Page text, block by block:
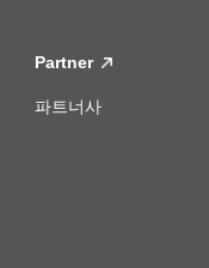
Partner
파트너사